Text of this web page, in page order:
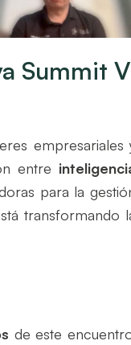
Summit V
empresariales
entre
para la
transformando
de este